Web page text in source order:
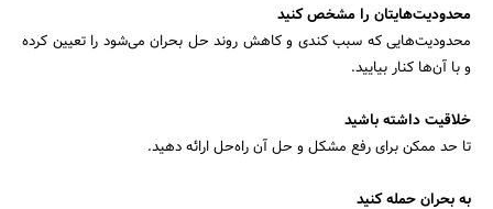
محدودیت‌هایتان را مشخص کنید
محدودیت‌هایی که سبب کندی و کاهش روند حل بحران می‌شود را تعیین کرده
و با آن‌ها کنار بیایید.
خلاقیت داشته باشید
تا حد ممکن برای رفع مشکل و حل آن راه‌حل ارائه دهید.
به بحران حمله کنید